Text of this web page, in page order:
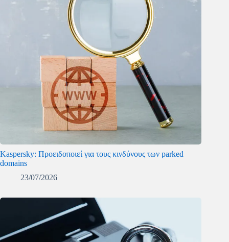
Kaspersky: Προειδοποιεί για τους κινδύνους των parked
domains
23/07/2026